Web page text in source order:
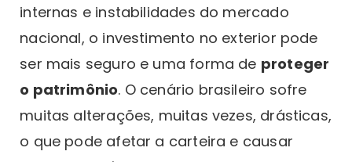
internas e instabilidades do mercado
nacional, o investimento no exterior pode
ser mais seguro e uma forma de proteger
o patrimônio. O cenário brasileiro sofre
muitas alterações, muitas vezes, drásticas,
o que pode afetar a carteira e causar